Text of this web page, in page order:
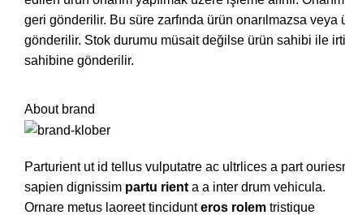
geri gönderilir. Bu süre zarfında ürün onarılmazsa
gönderilir. Stok durumu müsait değilse ürün sahibi ile
sahibine gönderilir.
About brand
Parturient ut id tellus vulputatre ac ultrlices a part
sapien dignissim partu rient a a inter drum vehicula.
Ornare metus laoreet tincidunteros rolem tristique